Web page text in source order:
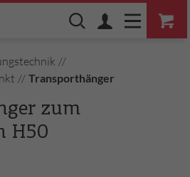
//
// Transporthänger
zum
H50